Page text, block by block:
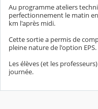
Au programme ateliers
perfectionnement le matin
km l'après midi.
Cette sortie a permis de
pleine nature de l'option EPS.
Les élèves (et les
journée.